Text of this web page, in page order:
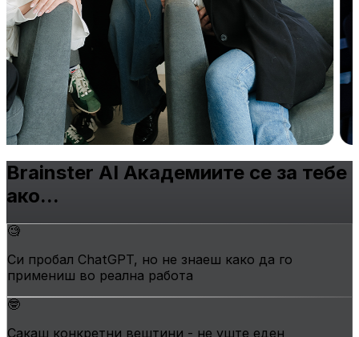
Brainster AI Академиите се за тебе
ако...
🧐
Си пробал ChatGPT, но не знаеш како да го
примениш во реална работа
🤓
Сакаш конкретни вештини - не уште еден